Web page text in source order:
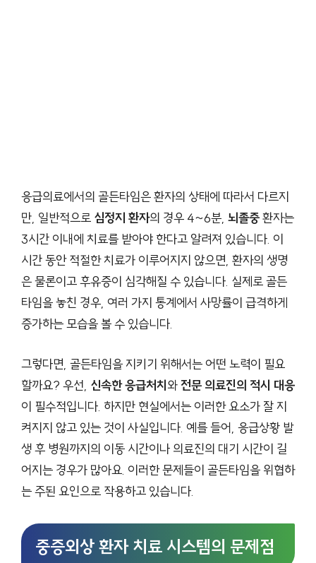
응급의료에서의 골든타임은 환자의 상태에 따라서 다르지
만, 일반적으로 심정지 환자의 경우 4~6분, 뇌졸중환자는
3시간 이내에 치료를 받아야 한다고 알려져 있습니다. 이
시간 동안 적절한 치료가 이루어지지 않으면, 환자의 생명
은 물론이고 후유증이 심각해질 수 있습니다. 실제로 골든
타임을 놓친 경우, 여러 가지 통계에서 사망률이 급격하게
증가하는 모습을 볼 수 있습니다.
그렇다면, 골든타임을 지키기 위해서는 어떤 노력이 필요
할까요? 우선, 신속한 응급처치와 전문 의료진의 적시 대응
이 필수적입니다. 하지만 현실에서는 이러한 요소가 잘 지
켜지지 않고 있는 것이 사실입니다. 예를 들어, 응급상황 발
생 후 병원까지의 이동 시간이나 의료진의 대기 시간이 길
어지는 경우가 많아요. 이러한 문제들이 골든타임을 위협하
는 주된 요인으로 작용하고 있습니다.
중증외상 환자 치료 시스템의 문제점